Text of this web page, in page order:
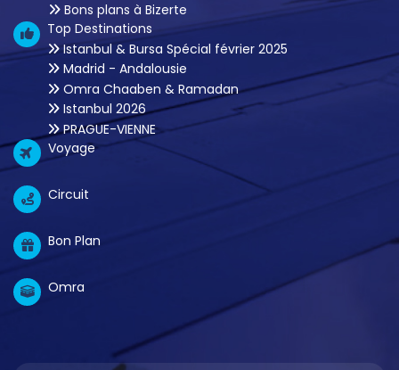
Bons plans à Bizerte
Top Destinations
Istanbul & Bursa Spécial février 2025
Madrid - Andalousie
Omra Chaaben & Ramadan
Istanbul 2026
PRAGUE-VIENNE
Voyage
Circuit
Bon Plan
Omra